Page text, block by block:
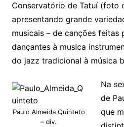
Conservatório de Tatuí (foto
apresentando grande
musicais – de canções feitas
dançantes à musica
do jazz tradicional à música
Paulo Almeida Quinteto
– div.
Na
de
que